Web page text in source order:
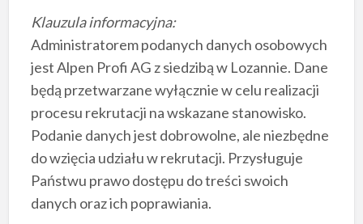
Klauzula informacyjna:
Administratorem podanych danych osobowych
jest Alpen Profi AG z siedzibą w Lozannie. Dane
będą przetwarzane wyłącznie w celu realizacji
procesu rekrutacji na wskazane stanowisko.
Podanie danych jest dobrowolne, ale niezbędne
do wzięcia udziału w rekrutacji. Przysługuje
Państwu prawo dostępu do treści swoich
danych oraz ich poprawiania.